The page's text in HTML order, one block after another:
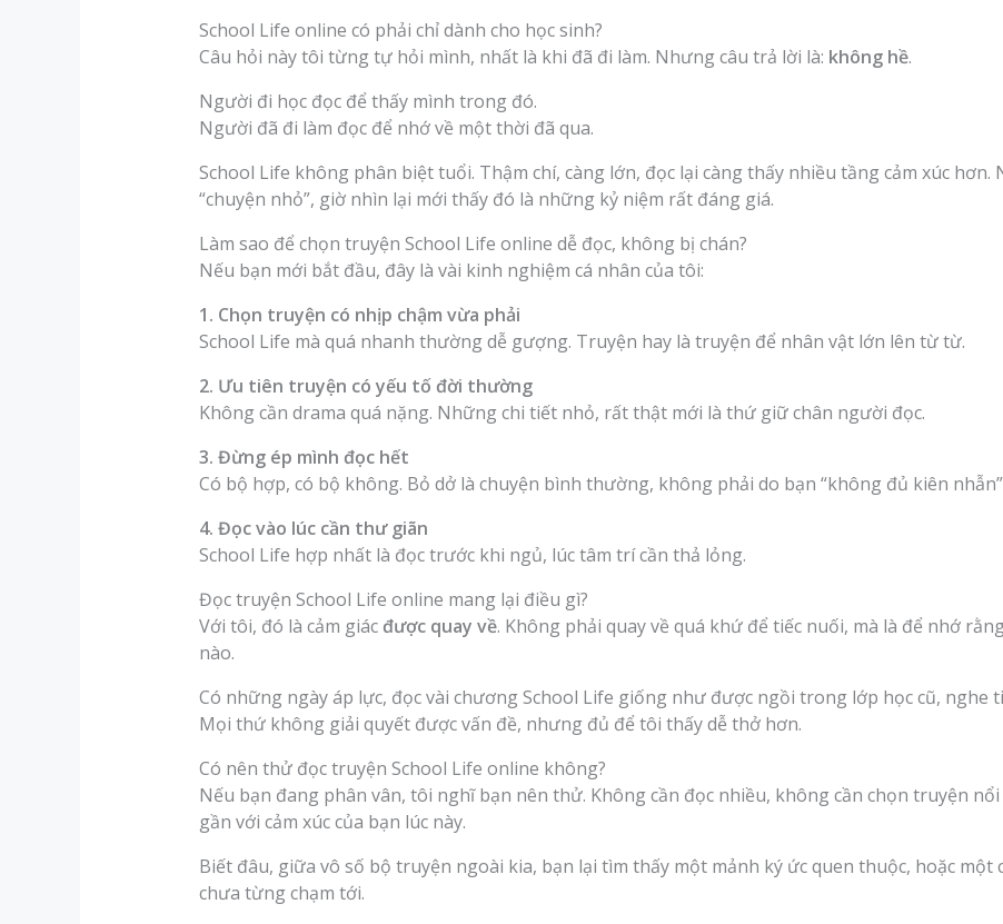
School Life online có phải chỉ dành cho học sinh?
Câu hỏi này tôi từng tự hỏi mình, nhất là khi đã đi làm. Nhưng câu trả lời là: không hề.
Người đi học đọc để thấy mình trong đó.
Người đã đi làm đọc để nhớ về một thời đã qua.
School Life không phân biệt tuổi. Thậm chí, càng lớn, đọc lại càng thấy nhiều tầng cảm xúc
“chuyện nhỏ”, giờ nhìn lại mới thấy đó là những kỷ niệm rất đáng giá.
Làm sao để chọn truyện School Life online dễ đọc, không bị chán?
Nếu bạn mới bắt đầu, đây là vài kinh nghiệm cá nhân của tôi:
1. Chọn truyện có nhịp chậm vừa phải
School Life mà quá nhanh thường dễ gượng. Truyện hay là truyện để nhân vật lớn lên từ từ.
2. Ưu tiên truyện có yếu tố đời thường
Không cần drama quá nặng. Những chi tiết nhỏ, rất thật mới là thứ giữ chân người đọc.
3. Đừng ép mình đọc hết
Có bộ hợp, có bộ không. Bỏ dở là chuyện bình thường, không phải do bạn “không đủ kiên
4. Đọc vào lúc cần thư giãn
School Life hợp nhất là đọc trước khi ngủ, lúc tâm trí cần thả lỏng.
Đọc truyện School Life online mang lại điều gì?
Với tôi, đó là cảm giác được quay về. Không phải quay về quá khứ để tiếc nuối, mà là để nhớ
nào.
Có những ngày áp lực, đọc vài chương School Life giống như được ngồi trong lớp học cũ, nghe
Mọi thứ không giải quyết được vấn đề, nhưng đủ để tôi thấy dễ thở hơn.
Có nên thử đọc truyện School Life online không?
Nếu bạn đang phân vân, tôi nghĩ bạn nên thử. Không cần đọc nhiều, không cần chọn truyện
gần với cảm xúc của bạn lúc này.
Biết đâu, giữa vô số bộ truyện ngoài kia, bạn lại tìm thấy một mảnh ký ức quen thuộc, hoặc một
chưa từng chạm tới.